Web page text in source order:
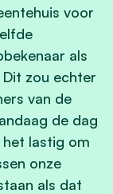
voor
als
zou echter
van de
de dag
lastig om
onze
als dat